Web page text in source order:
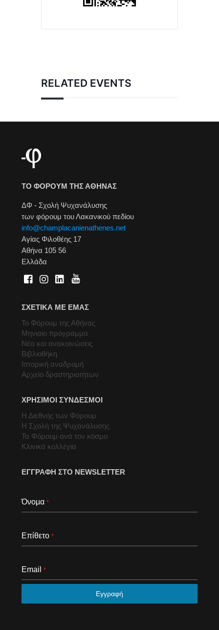
RELATED EVENTS
ΤΟ ΦΟΡΟΥΜ ΤΗΣ ΑΘΗΝΑΣ
ΔΦ - Σχολή Ψυχανάλυσης
των φόρουμ του Λακανικού πεδίου
info@champlacanienathenes.net
Αγίας Φιλοθέης 17
Αθήνα 105 56
Ελλάδα
ΣΧΕΤΙΚΑ ΜΕ ΕΜΑΣ
Το Φόρουμ της Αθήνας
Μηνιαίο πρόγραμμα
Νέα και ανακοινώσεις
Βιβλιοθήκη
Ιστορική αναδρομή
Αρχείο δραστηριοτήτων
ΧΡΗΣΙΜΟΙ ΣΥΝΔΕΣΜΟΙ
Η Διεθνής των Φόρουμ
Η Σχολή της Ψυχανάλυσης
Τα Φόρουμ ανά τον κόσμο
Κλινικά κολλέγια
ΕΓΓΡΑΦΗ ΣΤΟ NEWSLETTER
Όνομα *
Επίθετο *
Email *
Εγγραφή